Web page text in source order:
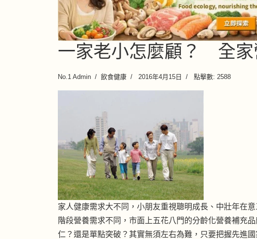
一家老小怎麼顧？ 全家
No.1 Admin 飲食健康 2016年4月15日 點擊數: 2588
家人健康需求大不同，小朋友重視聰明成長、中壯年在
階段營養需求不同，市面上五花八門的分齡化營養補充
仁？還是單點突破？其實無須左右為難，只要把握先進